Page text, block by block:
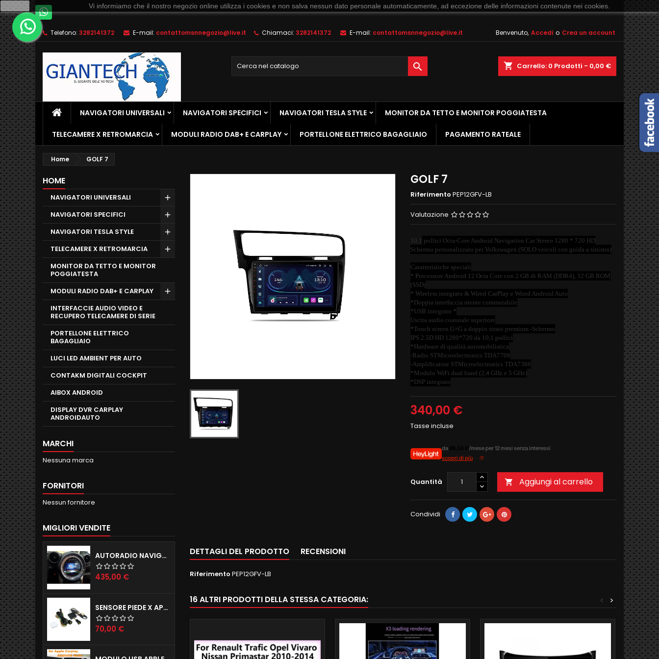
Telefono: 3282141372 E-mail: contattomsnnegozio@live.it Chiamaci: 3282141372 E-mail: contattomsnnegozio@live.it Benvenuto, Accedi o Crea un account
shopping_cart Carrello: 0 Prodotti - 0,00 €

NAVIGATORI UNIVERSALI NAVIGATORI SPECIFICI NAVIGATORI TESLA STYLE MONITOR DA TETTO E MONITOR POGGIATESTA
TELECAMERE X RETROMARCIA MODULI RADIO DAB+ E CARPLAY PORTELLONE ELETTRICO BAGAGLIAIO PAGAMENTO RATEALE
Home GOLF 7
HOME
NAVIGATORI UNIVERSALI
NAVIGATORI SPECIFICI
NAVIGATORI TESLA STYLE
TELECAMERE X RETROMARCIA
MONITOR DA TETTO E MONITOR
POGGIATESTA
MODULI RADIO DAB+ E CARPLAY
INTERFACCIE AUDIO VIDEO E
RECUPERO TELECAMERE DI SERIE
PORTELLONE ELETTRICO
BAGAGLIAIO
LUCI LED AMBIENT PER AUTO
CONTAKM DIGITALI COCKPIT
AIBOX ANDROID
DISPLAY DVR CARPLAY
ANDROIDAUTO
MARCHI
Nessuna marca
FORNITORI
Nessun fornitore
MIGLIORI VENDITE
AUTORADIO NAVIGATORE R56 57 60 ANDROID 12.0 QUADCORE WIFI 2GB RAM 16GB ROM
Prezzo
435,00 €
SENSORE PIEDE X APERTURA PORTELLONE ELETTRICO TAILGATE X TUTTE LE AUTO
Prezzo
70,00 €
GOLF 7
Riferimento PEP12GFV-LB
Valutazione
10,1 pollici Octa-Core Android Navigation Car Stereo 1280 * 720 HD
Schermo personalizzato per Volkswagen (SOLO veicoli con guida a sinistra)
Caratteristiche speciali
* Processore Android 12 Octa Core con 2 GB di RAM (DDR4), 32 GB ROM
(SSD)
* Wireless integrato & Wired CarPlay e Wired Android Auto
*Doppia interfaccia utente commutabile
*USB integrato *
Uscita audio coassiale superiore
*Touch screen G+G a doppio strato premium -Schermo
IPS 2.5D HD 1280*720 da 10,1 pollici
*Hardware di qualità automobilistica
-Radio STMicroelectronics TDA7708
-Amplificatore STMicroelectronics TDA7388
*Modulo WiFi dual band (2,4 GHz e 5 GHz)
*DSP integrato
340,00 €
Tasse incluse
da
/mese per 12 mesi senza interessi
scopri di più
Quantità  Aggiungi al carrello
Condividi
DETTAGLI DEL PRODOTTO RECENSIONI
Riferimento PEP12GFV-LB
16 ALTRI PRODOTTI DELLA STESSA CATEGORIA: >
<
Ok Vi informiamo che il nostro negozio online utilizza i cookies e non salva nessun dato personale automaticamente, ad eccezione delle informazioni contenute nei cookies.